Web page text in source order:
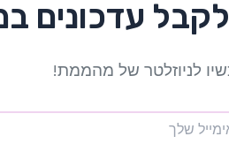
עדכונים
לניוזלטר של מהממת!